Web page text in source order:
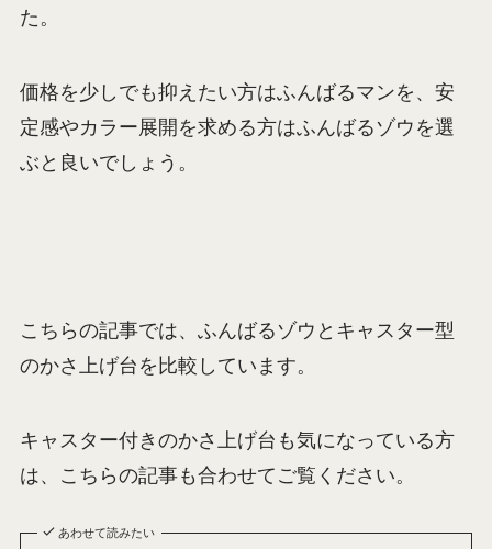
た。
価格を少しでも抑えたい方はふんばるマンを、安
定感やカラー展開を求める方はふんばるゾウを選
ぶと良いでしょう。
こちらの記事では、ふんばるゾウとキャスター型
のかさ上げ台を比較しています。
キャスター付きのかさ上げ台も気になっている方
は、こちらの記事も合わせてご覧ください。
あわせて読みたい